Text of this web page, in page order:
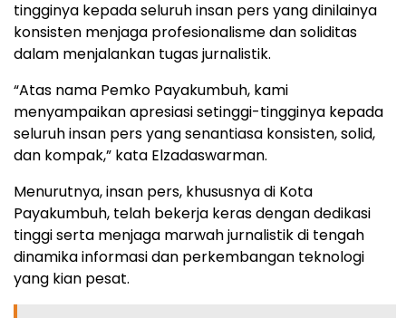
tingginya kepada seluruh insan pers yang dinilainya
konsisten menjaga profesionalisme dan soliditas
dalam menjalankan tugas jurnalistik.
“Atas nama Pemko Payakumbuh, kami
menyampaikan apresiasi setinggi-tingginya kepada
seluruh insan pers yang senantiasa konsisten, solid,
dan kompak,” kata Elzadaswarman.
Menurutnya, insan pers, khususnya di Kota
Payakumbuh, telah bekerja keras dengan dedikasi
tinggi serta menjaga marwah jurnalistik di tengah
dinamika informasi dan perkembangan teknologi
yang kian pesat.